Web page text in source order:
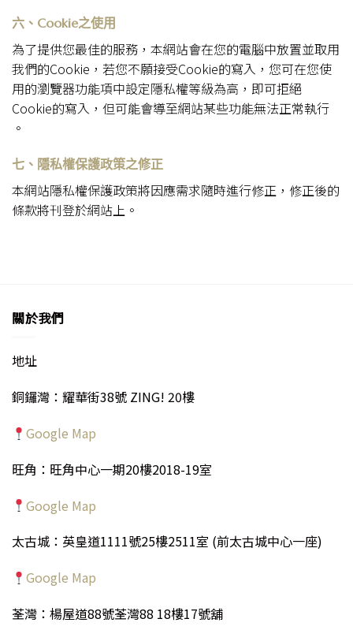
六、Cookie之使用
為了提供您最佳的服務，本網站會在您的電腦中放置並取用
我們的Cookie，若您不願接受Cookie的寫入，您可在您使
用的瀏覽器功能項中設定隱私權等級為高，即可拒絕
Cookie的寫入，但可能會導至網站某些功能無法正常執行
。
七、隱私權保護政策之修正
本網站隱私權保護政策將因應需求隨時進行修正，修正後的
條款將刊登於網站上。
關於我們
地址
銅鑼灣：耀華街38號 ZING! 20樓
Google Map
旺角：旺角中心一期20樓2018-19室
Google Map
太古城：英皇道1111號25樓2511室 (前太古城中心一座)
Google Map
荃灣：楊屋道88號荃灣88 18樓17號舖